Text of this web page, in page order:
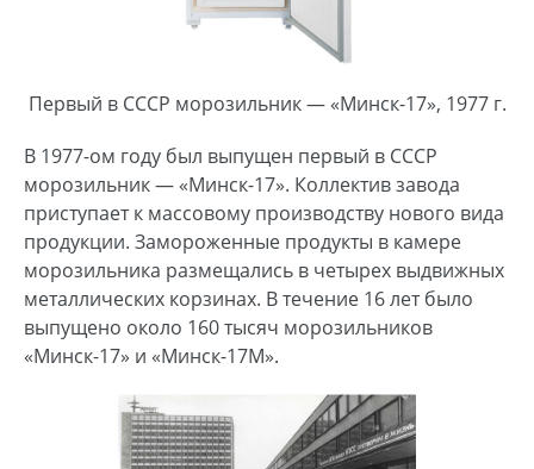
Первый в СССР морозильник — «Минск-17», 1977 г.
В 1977-ом году был выпущен первый в СССР
морозильник — «Минск-17». Коллектив завода
приступает к массовому производству нового вида
продукции. Замороженные продукты в камере
морозильника размещались в четырех выдвижных
металлических корзинах. В течение 16 лет было
выпущено около 160 тысяч морозильников
«Минск-17» и «Минск-17М».